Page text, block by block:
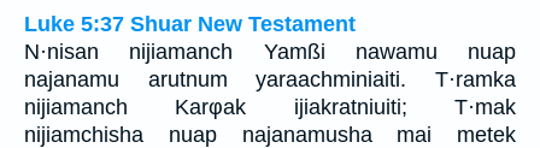
Luke 5:37 Shuar New Testament
N·nisan nijiamanch Yamßi nawamu nuap
najanamu arutnum yaraachminiaiti. T·ramka
nijiamanch Karφak ijiakratniuiti; T·mak
nijiamchisha nuap najanamusha mai metek